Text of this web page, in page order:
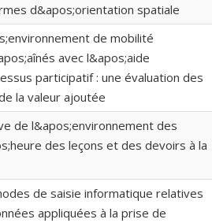
d&apos;orientation spatiale
de mobilité
avec l&apos;aide
participatif : une évaluation des
la valeur ajoutée
de l&apos;environnement des
des leçons et des devoirs à la
de saisie informatique relatives
appliquées à la prise de